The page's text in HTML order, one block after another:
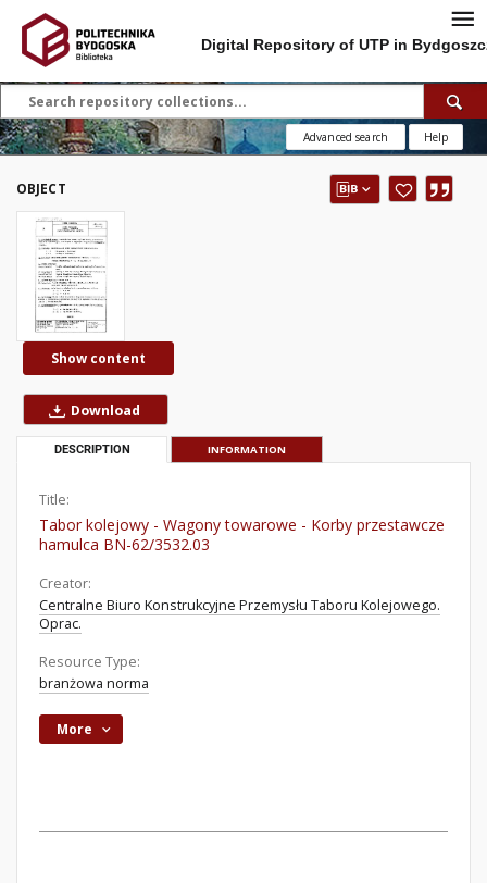
Digital Repository of UTP in
Advanced search Help
OBJECT
Show content
Download
DESCRIPTION INFORMATION
Title:
Tabor kolejowy - Wagony towarowe - Korby przestawcze
hamulca BN-62/3532.03
Creator:
Centralne Biuro Konstrukcyjne Przemysłu Taboru Kolejowego.
Oprac.
Resource Type:
branżowa norma
More